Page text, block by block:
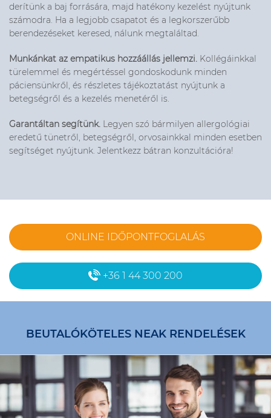
derítünk a baj forrására, majd hatékony kezelést nyújtunk
számodra. Ha a legjobb csapatot és a legkorszerűbb
berendezéseket keresed, nálunk megtaláltad.
Munkánkat az empatikus hozzáállás jellemzi. Kollégáinkkal
türelemmel és megértéssel gondoskodunk minden
páciensünkről, és részletes tájékoztatást nyújtunk a
betegségről és a kezelés menetéről is.
Garantáltan segítünk. Legyen szó bármilyen allergológiai
eredetű tünetről, betegségről, orvosainkkal minden esetben
segítséget nyújtunk. Jelentkezz bátran konzultációra!
ONLINE IDŐPONTFOGLALÁS
+36 1 44 300 200
BEUTALÓKÖTELES NEAK RENDELÉSEK